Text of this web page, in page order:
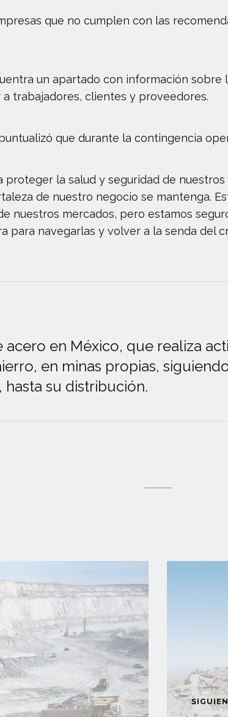
que no cumplen con las
un apartado con información sobre
trabajadores, clientes y proveedores.
puntualizó que durante la contingencia
proteger la salud y seguridad de
de nuestro negocio se mantenga.
nuestros mercados, pero estamos
para navegarlas y volver a la senda del
acero en México, que realiza
en minas propias,
su distribución.